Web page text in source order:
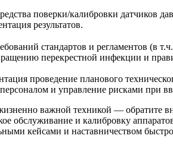
поверки/калибровки датчиков
результатов.
стандартов и регламентов (в
перекрестной инфекции и
проведение планового
и управление рисками при
важной техникой — обратите
обслуживание и калибровку
кейсами и наставничеством